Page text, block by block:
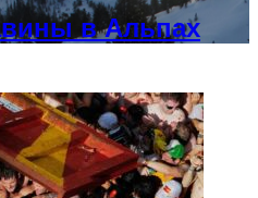
в Альпах